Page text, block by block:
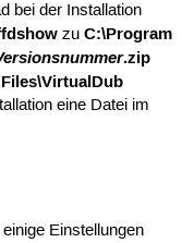
bei der Installation
zu C:\Program
.zip
eine Datei im
Einstellungen